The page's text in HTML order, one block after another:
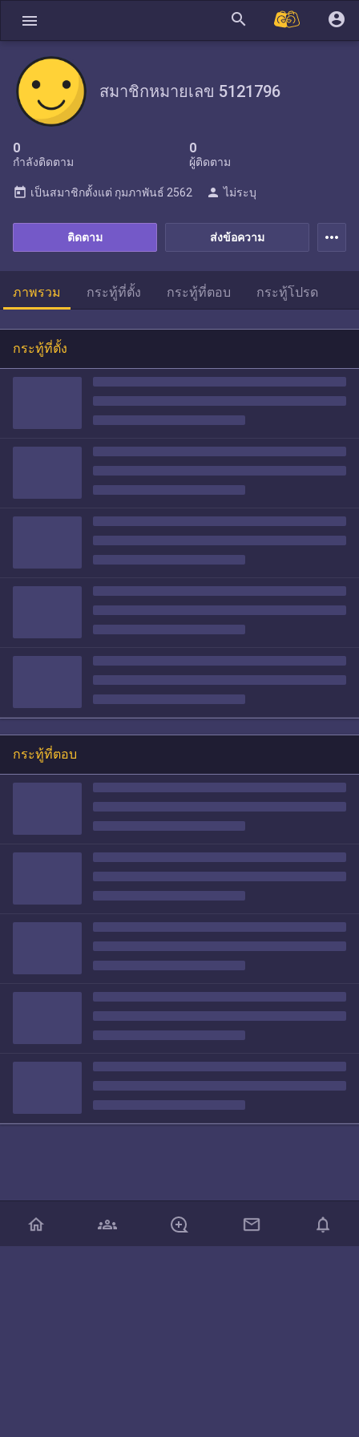
menu search account_circle
สมาชิกหมายเลข 5121796
0
กำลังติดตาม
0
ผู้ติดตาม
ส่งข้อความ
ติดตาม
today เป็นสมาชิกตั้งแต่ กุมภาพันธ์ 2562 person ไม่ระบุ
more_horiz
ภาพรวม กระทู้ที่ตั้ง กระทู้ที่ตอบ กระทู้โปรด
กระทู้ที่ตั้ง
กระทู้ที่ตอบ